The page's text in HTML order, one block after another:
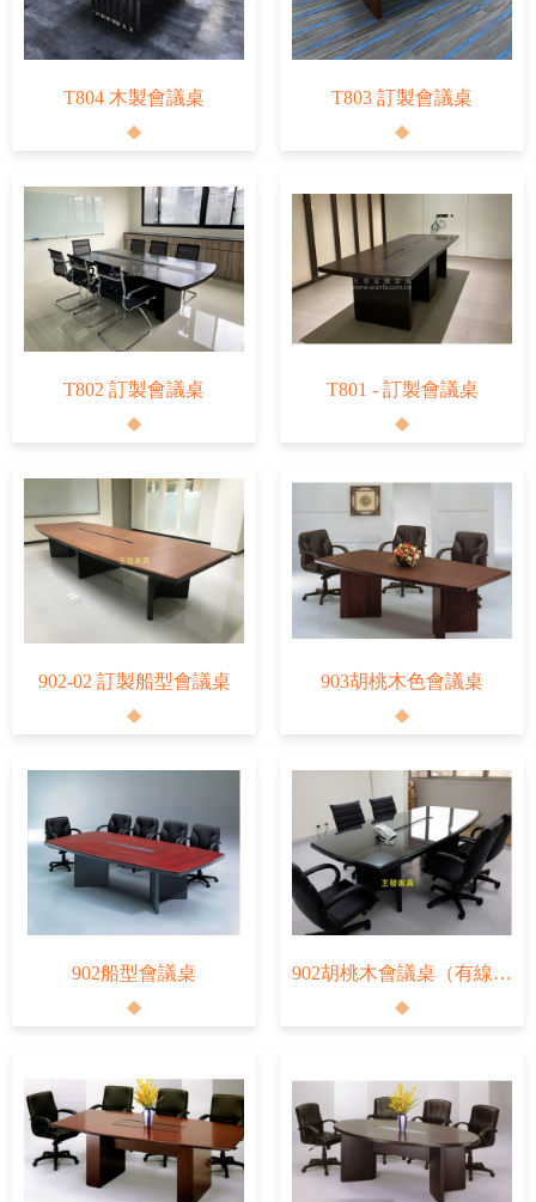
T804 木製會議桌 T803 訂製會議桌
T802 訂製會議桌 T801 - 訂製會議桌
902-02 訂製船型會議桌 903胡桃木色會議桌
902船型會議桌 902胡桃木會議桌（有線槽）+玻璃